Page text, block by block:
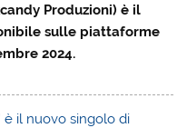
Produzioni) è il
sulle piattaforme
2024.
è il nuovo singolo di